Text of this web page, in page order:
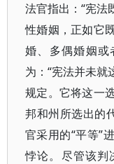
法官指出：“宪法
性婚姻，正如它
婚、多偶婚姻或
为：“宪法并未就
规定。它将这一
邦和州所选出的
官采用的“平等”
悖论。尽管该判